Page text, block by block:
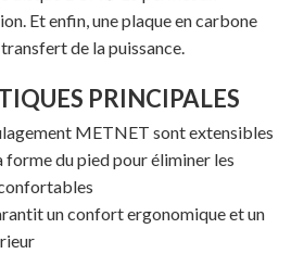
Et enfin, une plaque en carbone
de la puissance.
PRINCIPALES
METNET sont extensibles
forme du pied pour éliminer les
un confort ergonomique et un